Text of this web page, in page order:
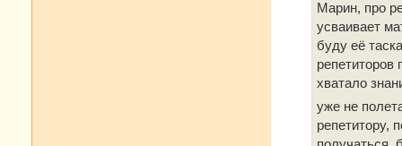
Марин, про
усваивает
буду её
репетиторов
хватало
уже не
репетитору,